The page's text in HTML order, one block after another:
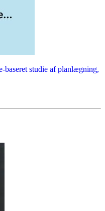
baseret studie af planlægning,